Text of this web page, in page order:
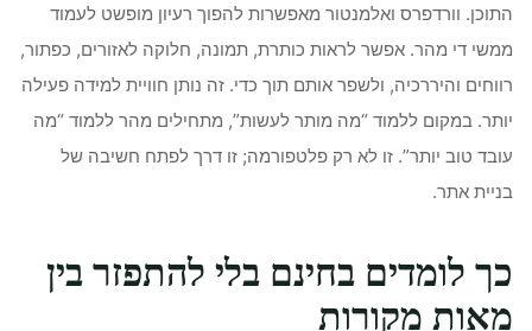
התוכן. וורדפרס ואלמנטור מאפשרות להפוך רעיון מופשט לעמוד
ממשי די מהר. אפשר לראות כותרת, תמונה, חלוקה לאזורים, כפתור,
רווחים והיררכיה, ולשפר אותם תוך כדי. זה נותן חוויית למידה פעילה
יותר. במקום ללמוד “מה מותר לעשות”, מתחילים מהר ללמוד “מה
עובד טוב יותר”. זו לא רק פלטפורמה; זו דרך לפתח חשיבה של
בניית אתר.
כך לומדים בחינם בלי להתפזר בין
מאות מקורות